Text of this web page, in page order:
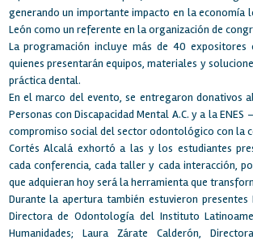
generando un importante impacto en la economía
León como un referente en la organización de
La programación incluye más de 40 expositores
quienes presentarán equipos, materiales y
práctica dental.
En el marco del evento, se entregaron donativos
Personas con Discapacidad Mental A.C. y a la ENES
compromiso social del sector odontológico con la
Cortés Alcalá exhortó a las y los estudiantes
cada conferencia, cada taller y cada interacción,
que adquieran hoy será la herramienta que
Durante la apertura también estuvieron presentes
Directora de Odontología del Instituto
Humanidades; Laura Zárate Calderón,